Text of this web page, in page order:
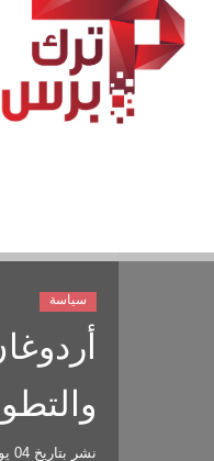
نشر بتاريخ 04 يونيو 2026
سياسة